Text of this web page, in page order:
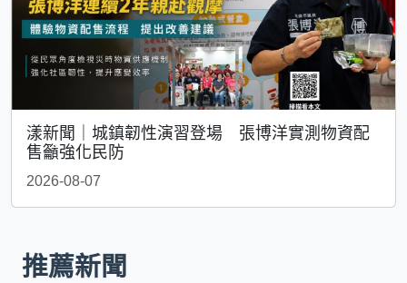
漾新聞｜城鎮韌性演習登場 張博洋實測物資配
售籲強化民防
2026-08-07
推薦新聞